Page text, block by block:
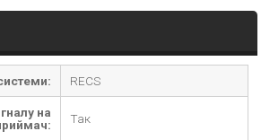
RECS
на
Так